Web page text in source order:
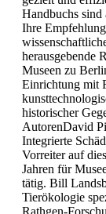
Handbuchs sind
Ihre
herausgebende
Museen zu
Einrichtung mit
historischer
AutorenDavid
Integrierte
Vorreiter auf
Jahren für
tätig. Bill
Tierökologie